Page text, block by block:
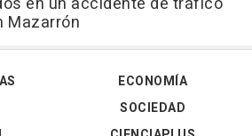
Mazarrón
ECONOMÍA
SOCIEDAD